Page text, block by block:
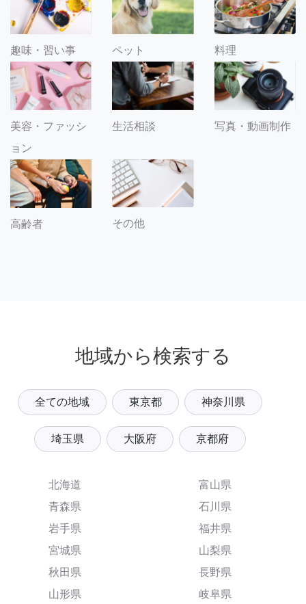
趣味・習い事 ペット 料理
美容・ファッシ
ョン
生活相談 写真・動画制作
高齢者 その他
地域から検索する
全ての地域 東京都 神奈川県
埼玉県 大阪府 京都府
北海道
青森県
岩手県
宮城県
秋田県
山形県
富山県
石川県
福井県
山梨県
長野県
岐阜県